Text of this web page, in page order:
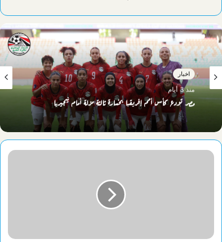
اخبار
منذ 3 أيام
اخبار
منذ 4 أيام
جامعة الإسكندرية تستضيف ندوة تثقيفية عن حروب الأجيال وبناء
الوعي الوطني